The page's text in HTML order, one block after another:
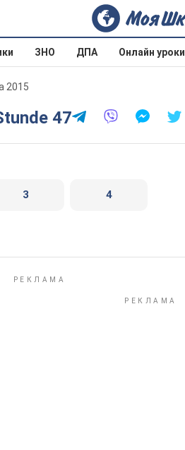
ЗНО ДПА Онлайн уроки
2015
47
3 4